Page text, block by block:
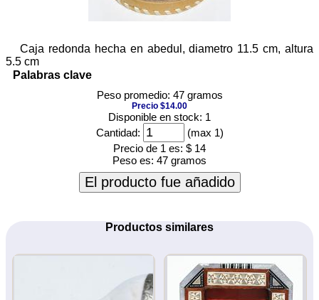
Caja redonda hecha en abedul, diametro 11.5 cm, altura
5.5 cm
Palabras clave
Peso promedio: 47 gramos
Precio $14.00
Disponible en stock: 1
Cantidad:
(max 1)
Precio de 1 es: $ 14
Peso es: 47 gramos
El producto fue añadido
Productos similares